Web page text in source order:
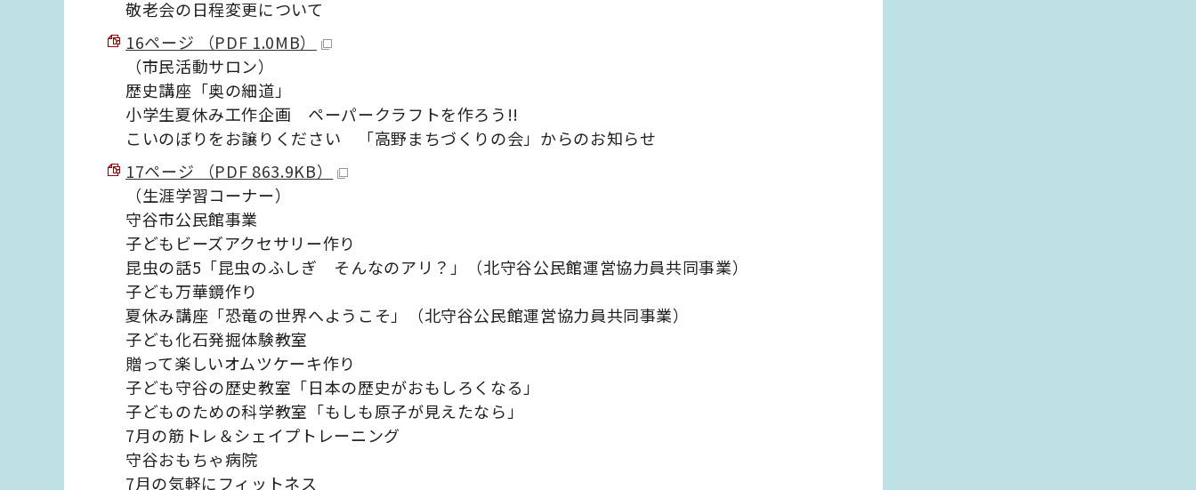
敬老会の日程変更について
16ページ （PDF 1.0MB）
（市民活動サロン）
歴史講座「奥の細道」
小学生夏休み工作企画 ペーパークラフトを作ろう!!
こいのぼりをお譲りください 「高野まちづくりの会」からのお知らせ
17ページ （PDF 863.9KB）
（生涯学習コーナー）
守谷市公民館事業
子どもビーズアクセサリー作り
昆虫の話5「昆虫のふしぎ そんなのアリ？」（北守谷公民館運営協力員共同事業）
子ども万華鏡作り
夏休み講座「恐竜の世界へようこそ」（北守谷公民館運営協力員共同事業）
子ども化石発掘体験教室
贈って楽しいオムツケーキ作り
子ども守谷の歴史教室「日本の歴史がおもしろくなる」
子どものための科学教室「もしも原子が見えたなら」
7月の筋トレ＆シェイプトレーニング
守谷おもちゃ病院
7月の気軽にフィットネス